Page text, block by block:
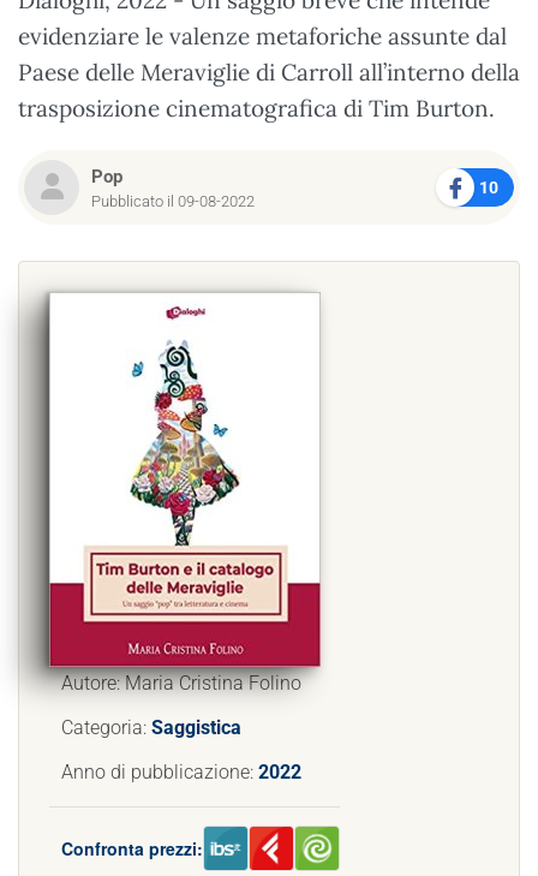
evidenziare le valenze metaforiche assunte dal
Paese delle Meraviglie di Carroll all’interno della
trasposizione cinematografica di Tim Burton.
Pop
Pubblicato il 09-08-2022
10
Autore: Maria Cristina Folino
Categoria: Saggistica
Anno di pubblicazione: 2022
Confronta prezzi: